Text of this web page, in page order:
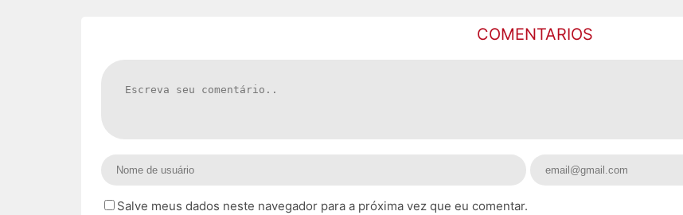
COMENTARIOS
Salve meus dados neste navegador para a próxima vez que eu comentar.